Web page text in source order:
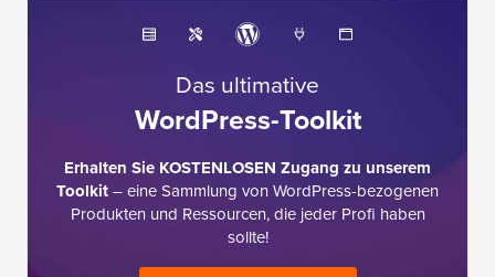
Das ultimative
WordPress-Toolkit
Erhalten Sie KOSTENLOSEN Zugang zu unserem
Toolkit– eine Sammlung von WordPress-bezogenen
Produkten und Ressourcen, die jeder Profi haben
sollte!